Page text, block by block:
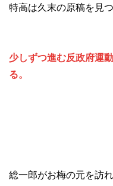
特高は久末の原稿を見
少しずつ進む反政府運
る。
総一郎がお梅の元を訪